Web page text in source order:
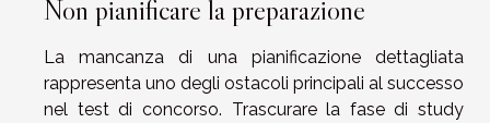
Non pianificare la preparazione
La mancanza di una pianificazione dettagliata
rappresenta uno degli ostacoli principali al successo
nel test di concorso. Trascurare la fase di study